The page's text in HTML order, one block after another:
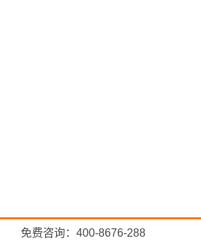
免费咨询：400-8676-288